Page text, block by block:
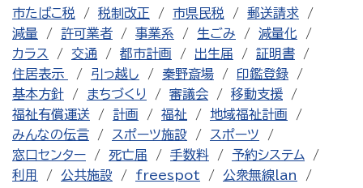
市たばこ税
税制改正 市県民税
郵送請求
減量
許可業者 事業系 生ごみ
減量化
カラス
交通 都市計画 出生届
証明書
住居表示
引っ越し 秦野斎場
印鑑登録
基本方針
まちづくり 審議会
移動支援
福祉有償運送
計画 福祉
地域福祉計画
みんなの伝言
スポーツ施設
スポーツ
窓口センター
死亡届 手数料
予約システム
利用
公共施設 freespot
公衆無線lan